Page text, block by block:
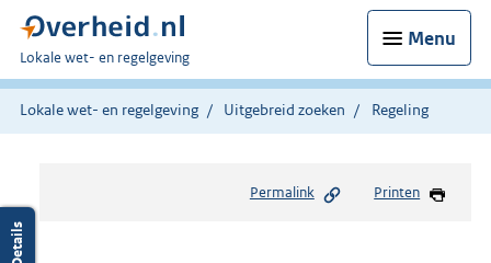
Menu
U
bent
hier:
Lokale wet- en regelgeving
Lokale wet- en regelgeving Uitgebreid zoeken Regeling
Permalink Printen